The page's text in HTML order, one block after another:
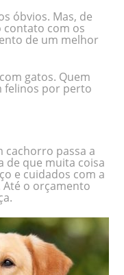
óbvios. Mas, de
contato com os
de um melhor
gatos. Quem
felinos por perto
passa a
de que muita coisa
e cuidados com a
Até o orçamento